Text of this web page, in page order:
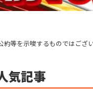
等を示唆するものではござ
気記事